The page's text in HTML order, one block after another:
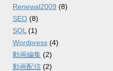
Renewal2009 (8)
SEO (8)
SQL (1)
Wordpress (4)
動画編集 (2)
動画配信 (2)